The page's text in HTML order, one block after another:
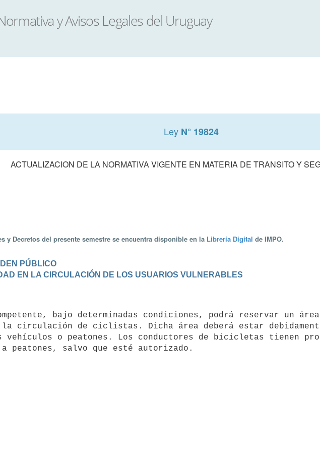
Ley N° 19824
ACTUALIZACION DE LA NORMATIVA VIGENTE EN MATERIA DE TRANSITO Y
y Decretos del presente semestre se encuentra disponible en la Librería Digital de IMPO.
PÚBLICO
EN LA CIRCULACIÓN DE LOS USUARIOS VULNERABLES
circulación de ciclistas. Dicha área deberá estar
vehículos o peatones. Los conductores de bicicletas tienen